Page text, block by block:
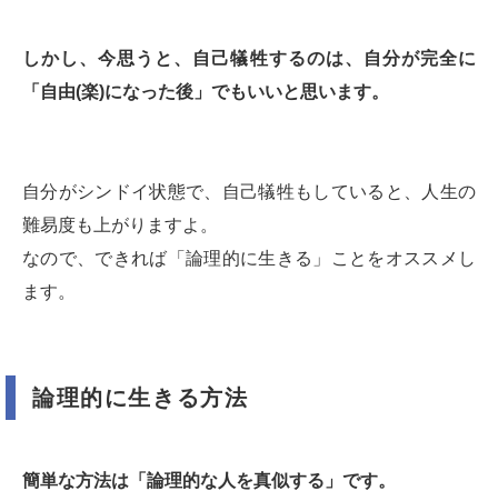
しかし、今思うと、自己犠牲するのは、自分が完全に
「自由(楽)になった後」でもいいと思います。
自分がシンドイ状態で、自己犠牲もしていると、人生の
難易度も上がりますよ。
なので、できれば「論理的に生きる」ことをオススメし
ます。
論理的に生きる方法
簡単な方法は「論理的な人を真似する」です。